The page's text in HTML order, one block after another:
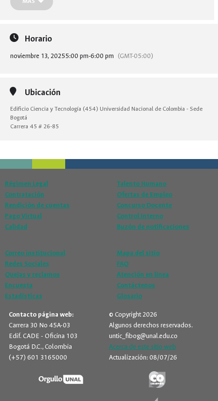
Horario
noviembre 13, 20255:00 pm-6:00 pm (GMT-05:00)
Ubicación
Edificio Ciencia y Tecnología (454) Universidad Nacional de Colombia - Sede
Bogotá
Carrera 45 # 26-85
Régimen Legal
Contratación
Rendición de cuentas
Pago Virtual
Calidad
Talento Humano
Ofertas de Empleo
Concurso Docente
Control Interno
Buzón de notificaciones
Correo institucional
Redes Sociales
Quejas y reclamos
Encuesta
Estadísticas
Mapa del sitio
FAQ
Atención en línea
Contáctenos
Glosario
Contacto página web:
Carrera 30 No 45A-03
Edif. CADE - Oficina 103
Bogotá D.C., Colombia
(+57) 601 3165000
© Copyright 2026
Algunos derechos reservados.
untic_fibog@unal.edu.co
Acerca de este sitio web
Actualización: 08/07/26